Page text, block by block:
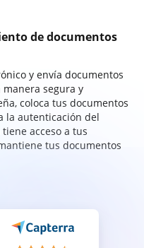
de documentos
y envía documentos
segura y
coloca tus documentos
la autenticación del
acceso a tus
tus documentos